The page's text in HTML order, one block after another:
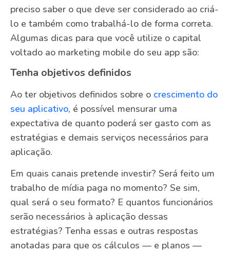
preciso saber o que deve ser considerado ao criá-
lo e também como trabalhá-lo de forma correta.
Algumas dicas para que você utilize o capital
voltado ao marketing mobile do seu app são:
Tenha objetivos definidos
Ao ter objetivos definidos sobre o crescimento do
seu aplicativo, é possível mensurar uma
expectativa de quanto poderá ser gasto com as
estratégias e demais serviços necessários para
aplicação.
Em quais canais pretende investir? Será feito um
trabalho de mídia paga no momento? Se sim,
qual será o seu formato? E quantos funcionários
serão necessários à aplicação dessas
estratégias? Tenha essas e outras respostas
anotadas para que os cálculos — e planos —